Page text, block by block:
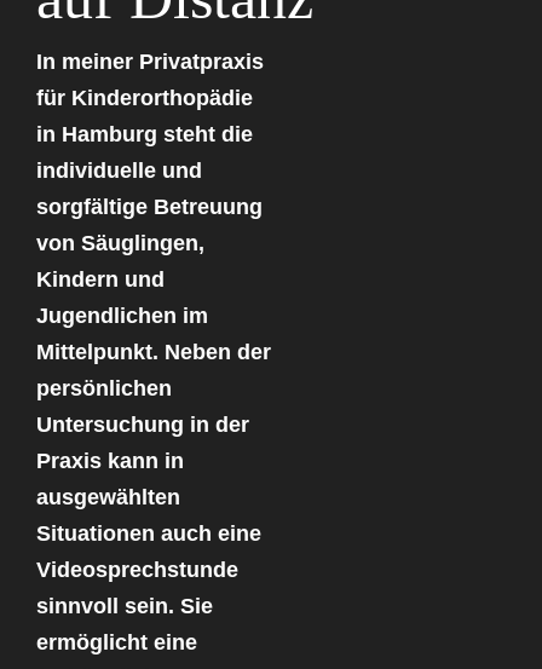
In meiner Privatpraxis
für Kinderorthopädie
in Hamburg steht die
individuelle und
sorgfältige Betreuung
von Säuglingen,
Kindern und
Jugendlichen im
Mittelpunkt. Neben der
persönlichen
Untersuchung in der
Praxis kann in
ausgewählten
Situationen auch eine
Videosprechstunde
sinnvoll sein. Sie
ermöglicht eine